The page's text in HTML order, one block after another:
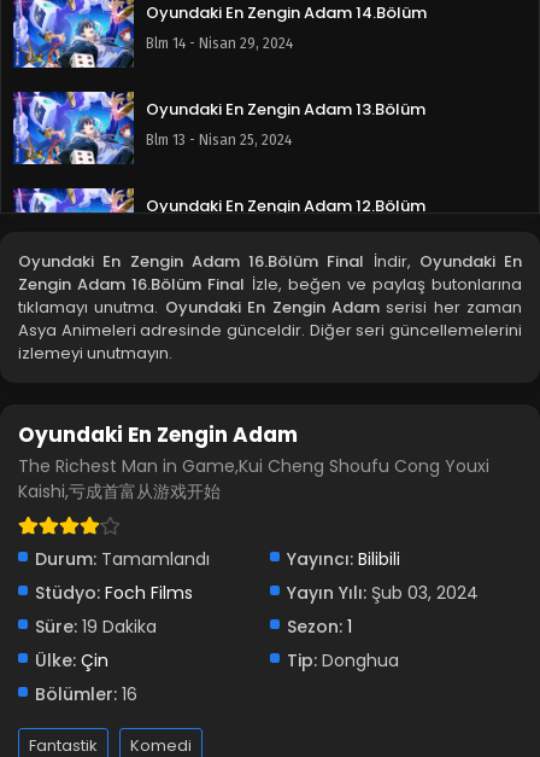
Oyundaki En Zengin Adam 14.Bölüm
Blm 14 - Nisan 29, 2024
Oyundaki En Zengin Adam 13.Bölüm
Blm 13 - Nisan 25, 2024
Oyundaki En Zengin Adam 12.Bölüm
Oyundaki En Zengin Adam 11.Bölüm
Blm 11 - Nisan 9, 2024
Blm 10 - Nisan 2, 2024
Oyundaki En Zengin Adam 9.Bölüm
Oyundaki En Zengin Adam 8.Bölüm
Blm 8 - Mart 19, 2024
Oyundaki En Zengin Adam 16.Bölüm Final İndir, Oyundaki En
Zengin Adam 16.Bölüm Final İzle, beğen ve paylaş butonlarına
tıklamayı unutma. Oyundaki En Zengin Adamserisi her zaman
Asya Animeleri adresinde günceldir. Diğer seri güncellemelerini
izlemeyi unutmayın.
Oyundaki En Zengin Adam
The Richest Man in Game,Kui Cheng Shoufu Cong Youxi
Kaishi,亏成首富从游戏开始
Durum: Tamamlandı Yayıncı: Bilibili
Stüdyo: Foch Films Yayın Yılı: Şub 03, 2024
Süre: 19 Dakika Sezon: 1
Ülke: Çin Tip: Donghua
Bölümler: 16
Fantastik Komedi